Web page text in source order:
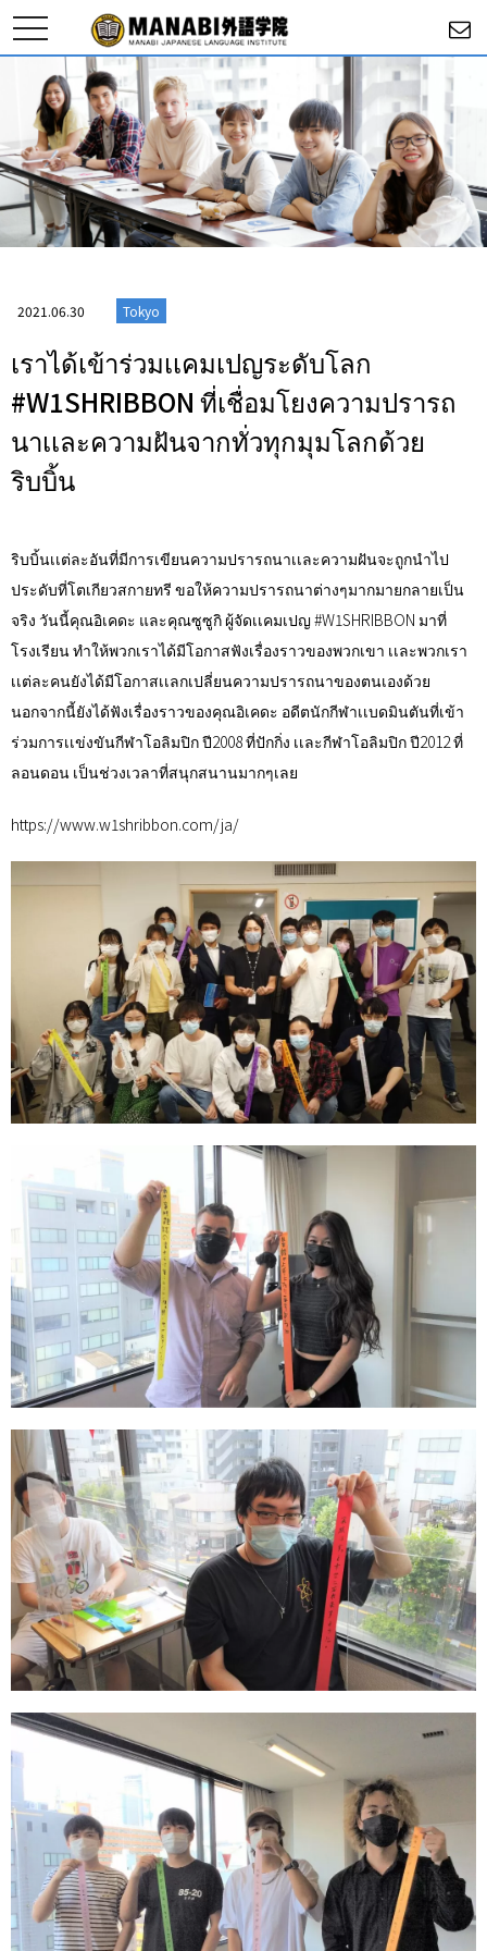
toggle
navigation
2021.06.30 Tokyo
เราได้เข้าร่วมเเคมเปญระดับโลก
#W1SHRIBBON ที่เชื่อมโยงความปรารถ
นาเเละความฝันจากทั่วทุกมุมโลกด้วย
ริบบิ้น
ริบบิ้นเเต่ละอันที่มีการเขียนความปรารถนาเเละความฝันจะถูกนำไป
ประดับที่โตเกียวสกายทรี ขอให้ความปรารถนาต่างๆมากมายกลายเป็น
จริง วันนี้คุณอิเคดะ และคุณซูซูกิ ผู้จัดเเคมเปญ #W1SHRIBBON มาที่
โรงเรียน ทำให้พวกเราได้มีโอกาสฟังเรื่องราวของพวกเขา เเละพวกเรา
เเต่ละคนยังได้มีโอกาสเเลกเปลี่ยนความปรารถนาของตนเองด้วย
นอกจากนี้ยังได้ฟังเรื่องราวของคุณอิเคดะ อดีตนักกีฬาเเบดมินตันที่เข้า
ร่วมการเเข่งขันกีฬาโอลิมปิก ปี2008 ที่ปักกิ่ง เเละกีฬาโอลิมปิก ปี2012 ที่
ลอนดอน เป็นช่วงเวลาที่สนุกสนานมากๆเลย
https://www.w1shribbon.com/ja/